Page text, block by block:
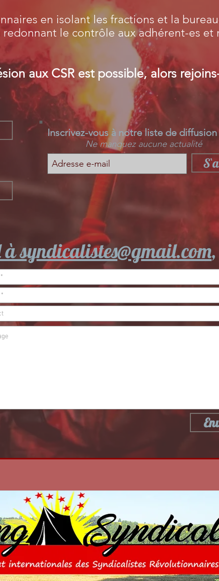
en isolant les fractions et la
redonnant le contrôle aux adhérent-es et
aux CSR est possible, alors
Inscrivez-vous à notre liste de diffusion
Ne manquez aucune actualité
syndicalistes@gmail.com